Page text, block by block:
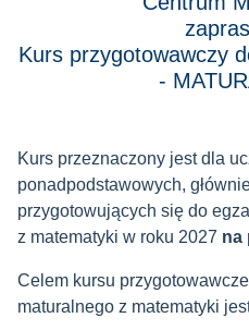
Kurs przygotowawczy
-
Kurs przeznaczony jest dla
ponadpodstawowych,
przygotowujących się do
z matematyki w roku 2027 na
Celem kursu
maturalnego z matematyki